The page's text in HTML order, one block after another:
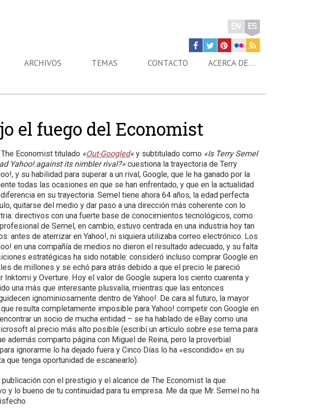
EN ES
ARCHIVOS TEMAS CONTACTO ACERCA DE…
el fuego del Economist
Economist titulado «Out-Googled«y subtitulado como «Is Terry Semel
Yahoo! against its nimbler rival?» cuestiona la trayectoria de Terry
y su habilidad para superar a un rival, Google, que le ha ganado por la
todas las ocasiones en que se han enfrentado, y que en la actualidad
en su trayectoria. Semel tiene ahora 64 años, la edad perfecta
quitarse del medio y dar paso a una dirección más coherente con lo
directivos con una fuerte base de conocimientos tecnológicos, como
de Semel, en cambio, estuvo centrada en una industria hoy tan
antes de aterrizar en Yahoo!, ni siquiera utilizaba correo electrónico. Los
en una compañía de medios no dieron el resultado adecuado, y su falta
estratégicas ha sido notable: consideró incluso comprar Google en
de millones y se echó para atrás debido a que el precio le pareció
y Overture. Hoy el valor de Google supera los ciento cuarenta y
una más que interesante plusvalía, mientras que las entonces
ignominiosamente dentro de Yahoo!. De cara al futuro, la mayor
resulta completamente imposible para Yahoo! competir con Google en
un socio de mucha entidad – se ha hablado de eBay como una
al precio más alto posible (escribí un artículo sobre ese tema para
además comparto página con Miguel de Reina, pero la proverbial
ignorarme lo ha dejado fuera y Cinco Días lo ha «escondido» en su
que tenga oportunidad de escanearlo).
con el prestigio y el alcance de The Economist la que
y lo bueno de tu continuidad para tu empresa. Me da que Mr. Semel no ha